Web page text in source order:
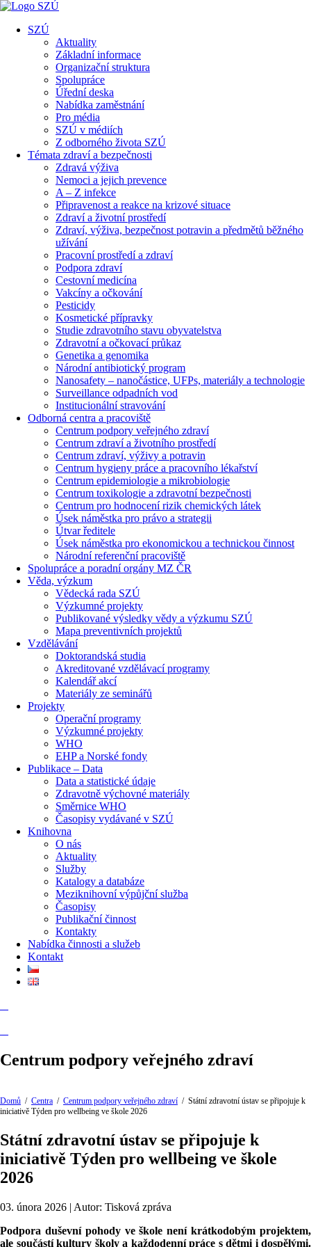
SZÚ
Aktuality
Základní informace
Organizační struktura
Spolupráce
Úřední deska
Nabídka zaměstnání
Pro média
SZÚ v médiích
Z odborného života SZÚ
Témata zdraví a bezpečnosti
Zdravá výživa
Nemoci a jejich prevence
A – Z infekce
Připravenost a reakce na krizové situace
Zdraví a životní prostředí
Zdraví, výživa, bezpečnost potravin a předmětů běžného
užívání
Pracovní prostředí a zdraví
Podpora zdraví
Cestovní medicína
Vakcíny a očkování
Pesticidy
Kosmetické přípravky
Studie zdravotního stavu obyvatelstva
Zdravotní a očkovací průkaz
Genetika a genomika
Národní antibiotický program
Nanosafety – nanočástice, UFPs, materiály a technologie
Surveillance odpadních vod
Institucionální stravování
Odborná centra a pracoviště
Centrum podpory veřejného zdraví
Centrum zdraví a životního prostředí
Centrum zdraví, výživy a potravin
Centrum hygieny práce a pracovního lékařství
Centrum epidemiologie a mikrobiologie
Centrum toxikologie a zdravotní bezpečnosti
Centrum pro hodnocení rizik chemických látek
Úsek náměstka pro právo a strategii
Útvar ředitele
Úsek náměstka pro ekonomickou a technickou činnost
Národní referenční pracoviště
Spolupráce a poradní orgány MZ ČR
Věda, výzkum
Vědecká rada SZÚ
Výzkumné projekty
Publikované výsledky vědy a výzkumu SZÚ
Mapa preventivních projektů
Vzdělávání
Doktorandská studia
Akreditované vzdělávací programy
Kalendář akcí
Materiály ze seminářů
Projekty
Operační programy
Výzkumné projekty
WHO
EHP a Norské fondy
Publikace – Data
Data a statistické údaje
Zdravotně výchovné materiály
Směrnice WHO
Časopisy vydávané v SZÚ
Knihovna
O nás
Aktuality
Služby
Katalogy a databáze
Meziknihovní výpůjční služba
Časopisy
Publikační činnost
Kontakty
Nabídka činnosti a služeb
Kontakt
Centrum podpory veřejného zdraví
Domů / Centra / Centrum podpory veřejného zdraví / Státní zdravotní ústav se připojuje k
iniciativě Týden pro wellbeing ve škole 2026
Státní zdravotní ústav se připojuje k
iniciativě Týden pro wellbeing ve škole
2026
03. února 2026 | Autor: Tisková zpráva
Podpora duševní pohody ve škole není krátkodobým projektem,
ale součástí kultury školy a každodenní práce s dětmi i dospělými.